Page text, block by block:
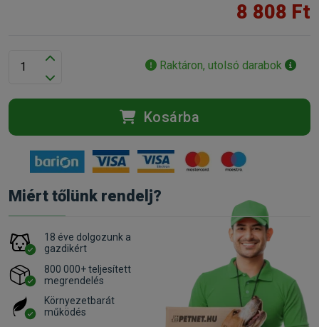
8 808 Ft
Raktáron, utolsó darabok
Kosárba
Miért tőlünk rendelj?
18 éve dolgozunk a
gazdikért
800 000+ teljesített
megrendelés
Környezetbarát
működés